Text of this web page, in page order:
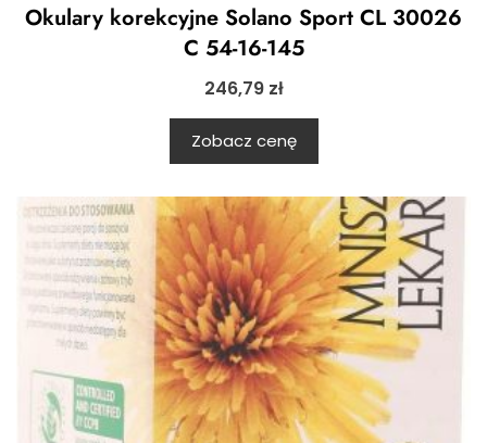
Okulary korekcyjne Solano Sport CL 30026
C 54-16-145
246,79 zł
Zobacz cenę